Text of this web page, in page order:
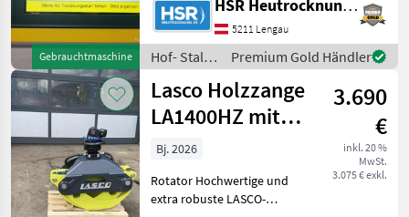
Sonstiges
1
MARKTPLATZ
Marktplatz Händlerangebote Kleinanzeigen
Gebrauchtmaschine
Belüftungssteuerung
Unterlagen sind
vorhanden. geeignet für
eine 80m² Box mit
Stockhöhe von bis zu 3m
HSR Heutrocknung SR GmbH
5211 Lengau
Hof- Stall-
und
Weidetechnik
/ Lasco
Premium Gold Händler
Lasco Holzzange
LA1400HZ mit
Endlosrotator
3.690
€
inkl. 20 %
MwSt.
3.075 € exkl.
Bj. 2026
Rotator Hochwertige und
extra robuste LASCO-